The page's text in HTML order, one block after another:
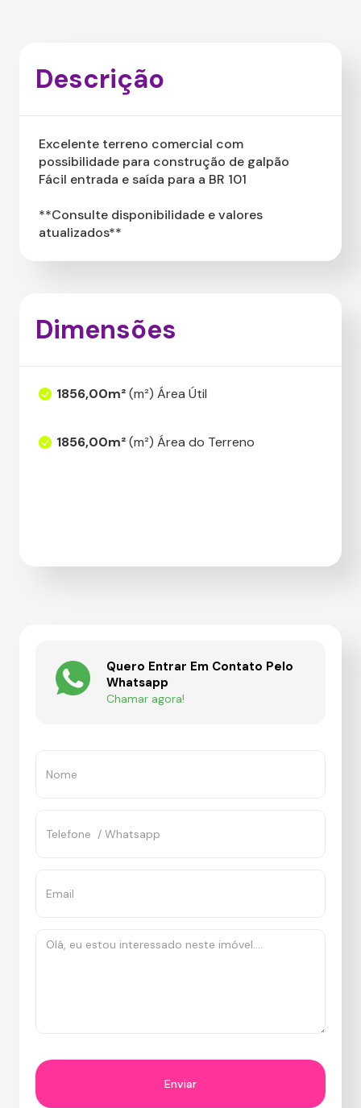
Descrição
Excelente terreno comercial com
possibilidade para construção de galpão
Fácil entrada e saída para a BR 101
**Consulte disponibilidade e valores
atualizados**
Dimensões
1856,00m²(m²) Área Útil
1856,00m²(m²) Área do Terreno
Quero Entrar Em Contato Pelo
Whatsapp
Chamar agora!